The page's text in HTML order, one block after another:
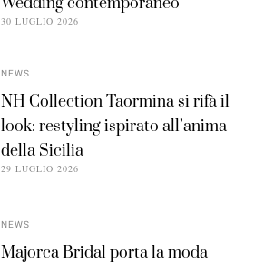
30 LUGLIO 2026
NEWS
NH Collection Taormina si rifà il
look: restyling ispirato all’anima
della Sicilia
29 LUGLIO 2026
NEWS
Majorca Bridal porta la moda